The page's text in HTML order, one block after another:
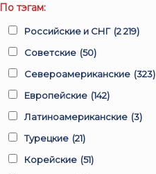
По тэгам:
Российские и СНГ (2 219)
Советские (50)
Североамериканские (323)
Европейские (142)
Латиноамериканские (3)
Турецкие (21)
Корейские (51)